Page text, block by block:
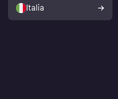
Italia